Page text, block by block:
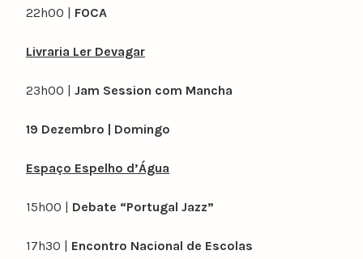
22h00 | FOCA
Livraria Ler Devagar
23h00 | Jam Session com Mancha
19 Dezembro | Domingo
Espaço Espelho d’Água
15h00 | Debate “Portugal Jazz”
17h30 | Encontro Nacional de Escolas